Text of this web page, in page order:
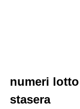
numeri
stasera